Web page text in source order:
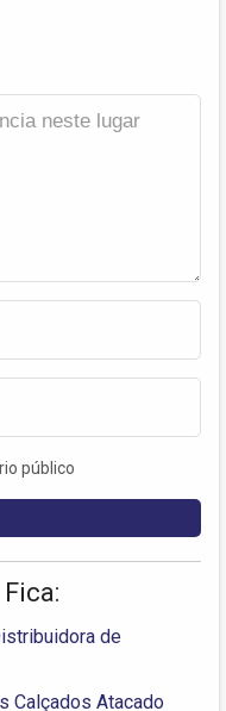
público
de
Calçados Atacado